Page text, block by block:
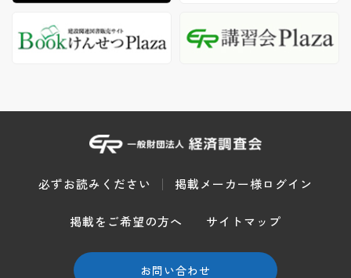
必ずお読みください 掲載メーカー様ログイン
掲載をご希望の方へ サイトマップ
お問い合わせ